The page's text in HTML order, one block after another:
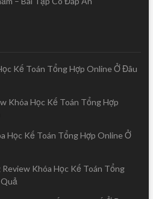
Kế Toán Tổng Hợp Online Ở Đâu
Khóa Học Kế Toán Tổng Hợp
Học Kế Toán Tổng Hợp Online Ở
Review Khóa Học Kế Toán Tổng